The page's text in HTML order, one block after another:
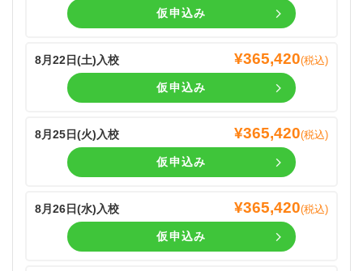
仮申込み
8月22日(土)入校 ¥365,420(税込)
仮申込み
8月25日(火)入校 ¥365,420(税込)
仮申込み
8月26日(水)入校 ¥365,420(税込)
仮申込み